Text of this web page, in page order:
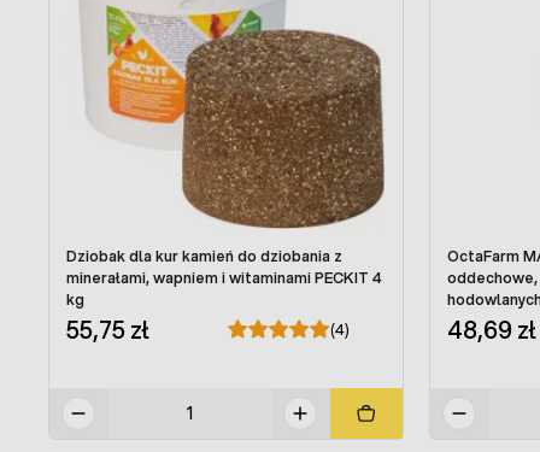
Dziobak dla kur kamień do dziobania z
minerałami, wapniem i witaminami PECKIT 4
kg
55,75 zł (4)
OctaFarm
48,69 zł